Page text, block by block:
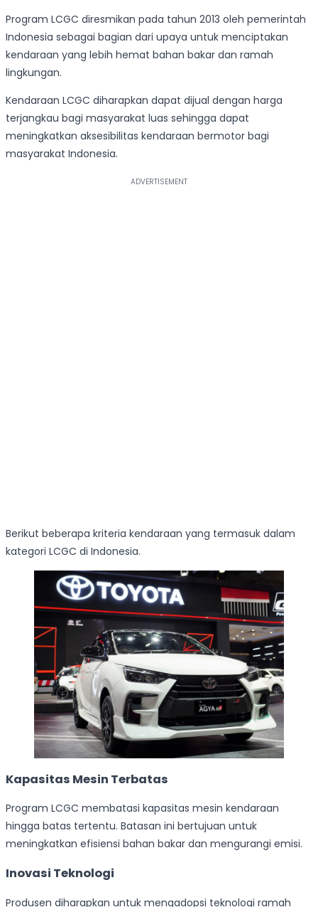
Program LCGC diresmikan pada tahun 2013 oleh pemerintah
Indonesia sebagai bagian dari upaya untuk menciptakan
kendaraan yang lebih hemat bahan bakar dan ramah
lingkungan.
Kendaraan LCGC diharapkan dapat dijual dengan harga
terjangkau bagi masyarakat luas sehingga dapat
meningkatkan aksesibilitas kendaraan bermotor bagi
masyarakat Indonesia.
Berikut beberapa kriteria kendaraan yang termasuk dalam
kategori LCGC di Indonesia.
Kapasitas Mesin Terbatas
Program LCGC membatasi kapasitas mesin kendaraan
hingga batas tertentu. Batasan ini bertujuan untuk
meningkatkan efisiensi bahan bakar dan mengurangi emisi.
Inovasi Teknologi
Produsen diharapkan untuk mengadopsi teknologi ramah